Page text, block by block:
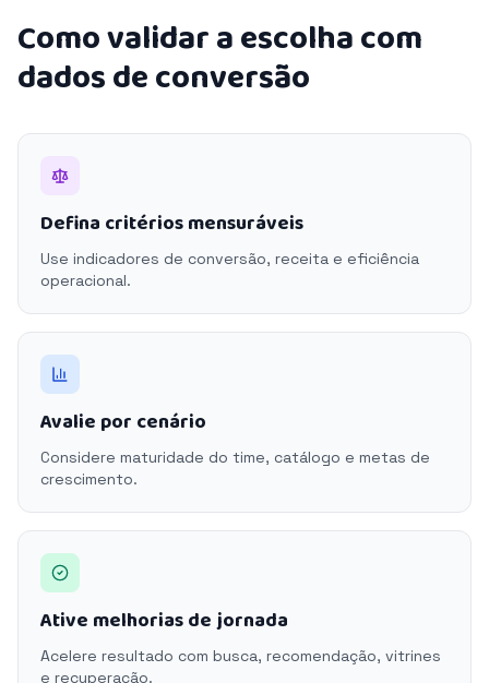
Como validar a escolha com
dados de conversão
Defina critérios mensuráveis
Use indicadores de conversão, receita e eficiência
operacional.
Avalie por cenário
Considere maturidade do time, catálogo e metas de
crescimento.
Ative melhorias de jornada
Acelere resultado com busca, recomendação, vitrines
e recuperação.